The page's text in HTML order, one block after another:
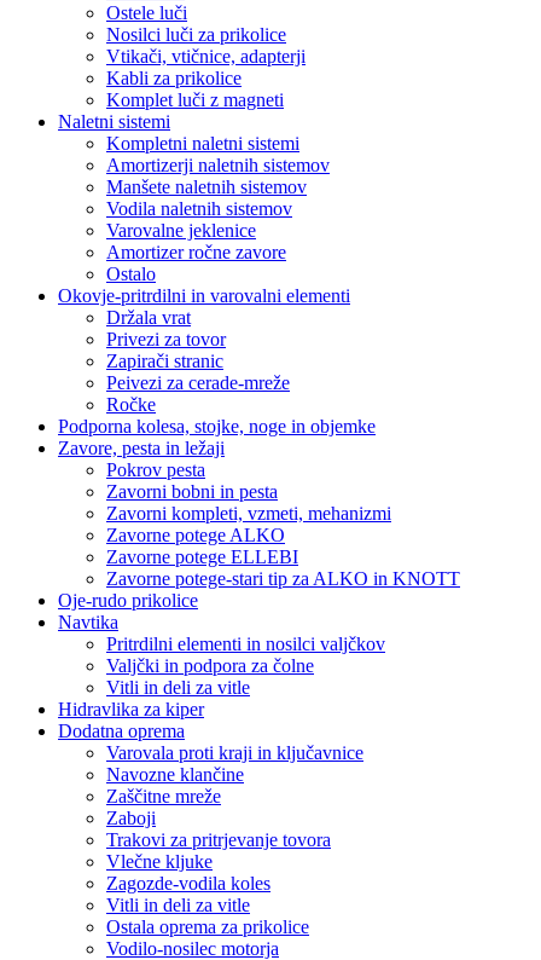
Ostele luči
Nosilci luči za prikolice
Vtikači, vtičnice, adapterji
Kabli za prikolice
Komplet luči z magneti
Naletni sistemi
Kompletni naletni sistemi
Amortizerji naletnih sistemov
Manšete naletnih sistemov
Vodila naletnih sistemov
Varovalne jeklenice
Amortizer ročne zavore
Ostalo
Okovje-pritrdilni in varovalni elementi
Držala vrat
Privezi za tovor
Zapirači stranic
Peivezi za cerade-mreže
Ročke
Podporna kolesa, stojke, noge in objemke
Zavore, pesta in ležaji
Pokrov pesta
Zavorni bobni in pesta
Zavorni kompleti, vzmeti, mehanizmi
Zavorne potege ALKO
Zavorne potege ELLEBI
Zavorne potege-stari tip za ALKO in KNOTT
Oje-rudo prikolice
Navtika
Pritrdilni elementi in nosilci valjčkov
Valjčki in podpora za čolne
Vitli in deli za vitle
Hidravlika za kiper
Dodatna oprema
Varovala proti kraji in ključavnice
Navozne klančine
Zaščitne mreže
Zaboji
Trakovi za pritrjevanje tovora
Vlečne kljuke
Zagozde-vodila koles
Vitli in deli za vitle
Ostala oprema za prikolice
Vodilo-nosilec motorja